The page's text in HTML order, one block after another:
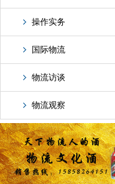
操作实务
国际物流
物流访谈
物流观察